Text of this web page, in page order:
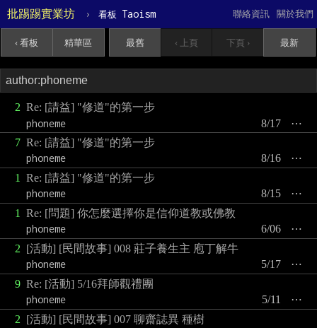
批踢踢實業坊 › 看板 Taoism 關於我們
聯絡資訊
‹ 看板 精華區 最舊 ‹ 上頁 下頁 › 最新
2 Re: [請益] "修道"的第一步
phoneme
⋯
8/17
7 Re: [請益] "修道"的第一步
phoneme
⋯
8/16
1
Re: [請益] "修道"的第一步
phoneme
⋯
8/15
1
Re: [問題] 你怎麼選擇你是信仰道教或佛教
phoneme
⋯
6/06
2 [活動] [民間故事] 008 莊子養生主 庖丁解牛
phoneme
⋯
5/17
9 Re: [活動] 5/16拜師觀禮團
phoneme
⋯
5/11
2 [活動] [民間故事] 007 聊齋誌異 種樹